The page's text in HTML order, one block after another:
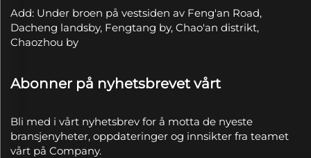
Add: Under broen på vestsiden av Feng'an Road,
Dacheng landsby, Fengtang by, Chao'an distrikt,
Chaozhou by
Abonner på nyhetsbrevet vårt
Bli med i vårt nyhetsbrev for å motta de nyeste
bransjenyheter, oppdateringer og innsikter fra teamet
vårt på Company.